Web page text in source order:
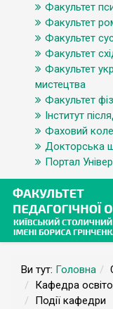
Факультет
Факультет
Факультет
Факультет
Факультет
мистецтва
Факультет
Інститут
Фаховий
Докторська
Портал
Ви тут: Головна
Кафедра
Події кафедри